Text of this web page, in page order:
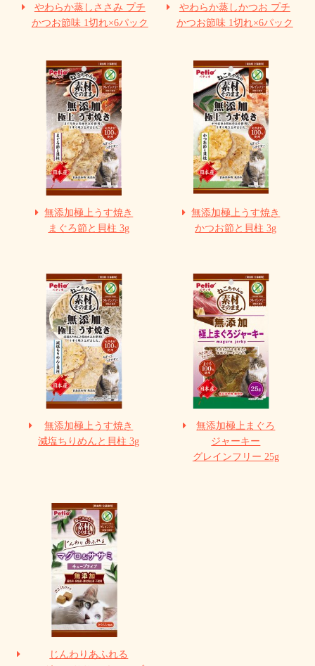
やわらか蒸しささみ プチ
かつお節味 1切れ×6パック
やわらか蒸しかつお プチ
かつお節味 1切れ×6パック
無添加極上うす焼き
まぐろ節と貝柱 3g
無添加極上うす焼き
かつお節と貝柱 3g
無添加極上うす焼き
減塩ちりめんと貝柱 3g
無添加極上まぐろ
ジャーキー
グレインフリー 25g
じんわりあふれる